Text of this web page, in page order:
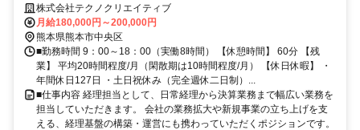
株式会社テクノクリエイティブ
月給180,000円～200,000円
熊本県熊本市中央区
■勤務時間 9：00～18：00（実働8時間） 【休憩時間】 60分 【残
業】 平均20時間程度/月（閑散期は10時間程度/月） 【休日休暇】 ・
年間休日127日 ・土日祝休み（完全週休二日制）...
■仕事内容 経理担当として、日常経理から決算業務まで幅広い業務を
担当していただきます。 会社の業務拡大や新規事業の立ち上げを支
える、経理基盤の構築・運営にも携わっていただくポジションです。